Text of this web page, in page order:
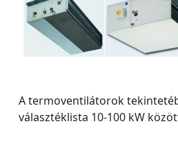
A termoventilátorok
választéklista 10-100 kW